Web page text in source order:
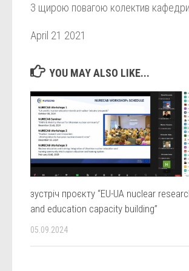
З щирою повагою колектив
April 21 2021
YOU MAY ALSO LIKE...
зустріч проєкту “EU-UA nuclear
and education capacity building”
05.09.2024